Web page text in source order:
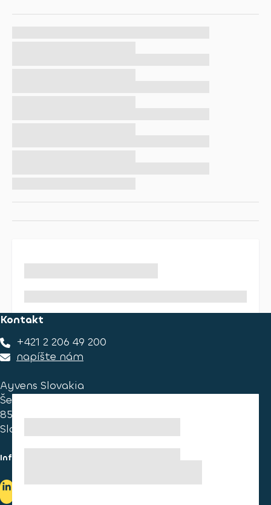
Kontakt
+421 2 206 49 200
napíšte nám
Ayvens Slovakia
Ševčenkova 34
851 01 Bratislava
Slovakia
Informace pro spotřebitele